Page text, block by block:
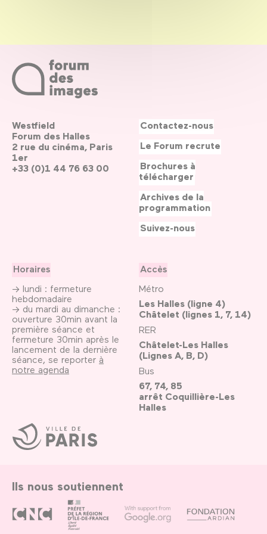
Ville
de
Paris
Westfield
Forum des Halles
2 rue du cinéma, Paris
1er
+33 (0)1 44 76 63 00
Horaires
→ lundi : fermeture
hebdomadaire
→ du mardi au dimanche :
ouverture 30min avant la
première séance et
fermeture 30min après le
lancement de la dernière
séance, se reporter à
notre agenda
Accès
Métro
Les Halles (ligne 4)
Châtelet (lignes 1, 7, 14)
RER
Châtelet-Les Halles
(Lignes A, B, D)
Bus
67, 74, 85
arrêt Coquillière-Les
Halles
Contactez-nous
Le Forum recrute
Brochures à
télécharger
Archives de la
programmation
Suivez-nous
Ils nous soutiennent